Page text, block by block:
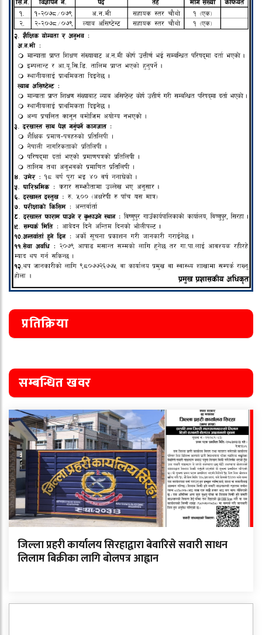
प्रतिक्रिया
सम्बन्धित खवर
जिल्ला प्रहरी कार्यालय सिरहाद्वारा बेवारिसे सवारी साधन
लिलाम बिक्रीका लागि बोलपत्र आह्वान